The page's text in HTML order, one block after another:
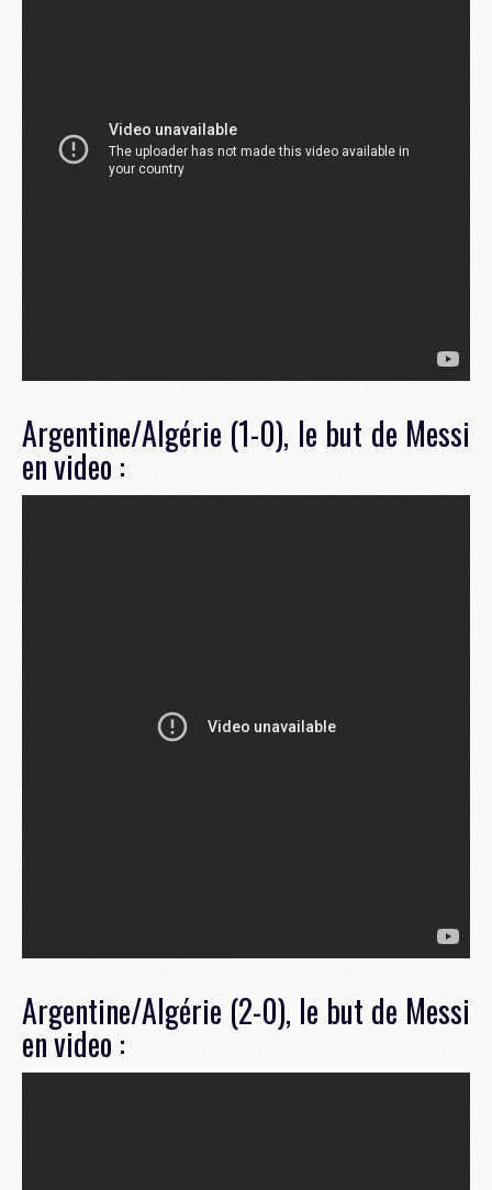
Argentine/Algérie (1-0), le but de Messi
en video :
Argentine/Algérie (2-0), le but de Messi
en video :